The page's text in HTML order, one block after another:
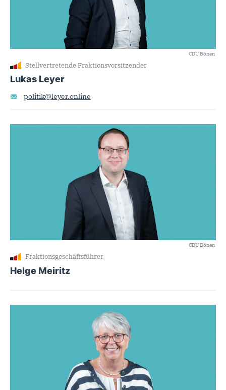
CDU Bönen
Stellvertretende Fraktionsvorsitzender
Lukas Leyer
politik@leyer.online
CDU Bönen
Fraktionsgeschäftsführer
Helge Meiritz